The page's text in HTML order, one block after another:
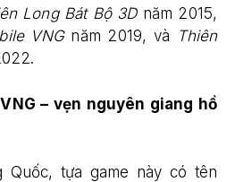
Long Bát Bộ 3Dnăm 2015,
VNGnăm 2019, và Thiên
– vẹn nguyên giang hồ
Quốc, tựa game này có tên